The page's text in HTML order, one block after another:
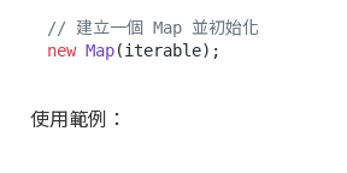
// 建立一個 Map 並初始化
new Map
使用範例：